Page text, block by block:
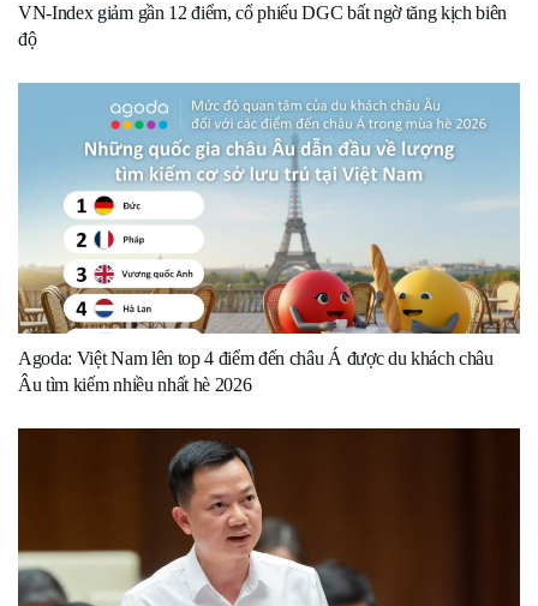
VN-Index giảm gần 12 điểm, cổ phiếu DGC bất ngờ tăng kịch biên
độ
Agoda: Việt Nam lên top 4 điểm đến châu Á được du khách châu
Âu tìm kiếm nhiều nhất hè 2026